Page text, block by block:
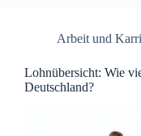
Arbeit und
Lohnübersicht: Wie
Deutschland?